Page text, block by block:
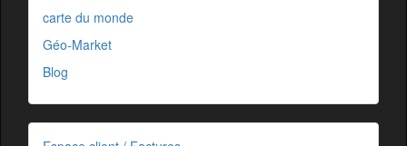
carte du monde
Géo-Market
Blog